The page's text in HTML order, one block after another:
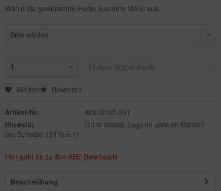
Wähle die gewünschte Farbe aus dem Menü aus
Merken Bewerten
Artikel-Nr.:
400-D107-001
Hinweis:
Ohne Modell-Logo im unteren Bereich
der Scheibe. (STYLE 1)
Hier geht es zu den ABE Downloads
Beschreibung